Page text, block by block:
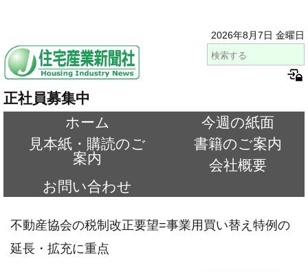
2026年8月7日 金曜日
正社員募集中
ホーム
今週の紙面
見本紙・購読のご
案内
書籍のご案内
会社概要
お問い合わせ
不動産協会の税制改正要望=事業用買い替え特例の
延長・拡充に重点